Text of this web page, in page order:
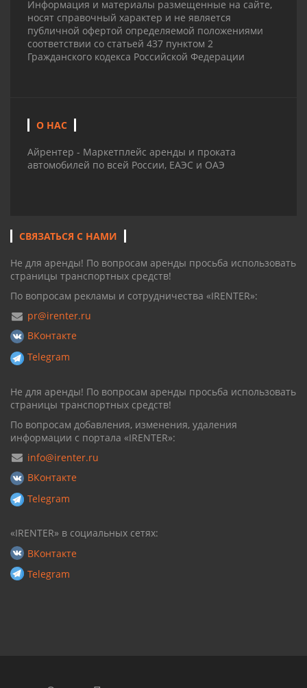
Информация и материалы размещенные на сайте,
носят справочный характер и не является
публичной офертой определяемой положениями
соответствии со статьей 437 пунктом 2
Гражданского кодекса Российской Федерации
О НАС
Айрентер - Маркетплейс аренды и проката
автомобилей по всей России, ЕАЭС и ОАЭ
СВЯЗАТЬСЯ С НАМИ
Не для аренды! По вопросам аренды просьба использовать
страницы транспортных средств!
По вопросам рекламы и сотрудничества «IRENTER»:
pr@irenter.ru
ВКонтакте
Telegram
Не для аренды! По вопросам аренды просьба использовать
страницы транспортных средств!
По вопросам добавления, изменения, удаления
информации с портала «IRENTER»:
info@irenter.ru
ВКонтакте
Telegram
«IRENTER» в социальных сетях:
ВКонтакте
Telegram